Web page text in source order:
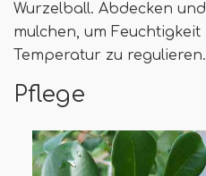
Wurzelball. Abdecken
mulchen, um
Temperatur zu regulieren.
Pflege